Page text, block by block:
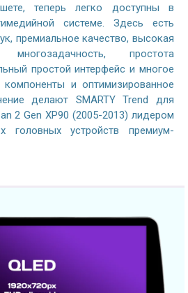
теперь легко доступны в
системе. Здесь есть
премиальное качество, высокая
многозадачность, простота
простой интерфейс и многое
и оптимизированное
делают SMARTY Trend для
2 Gen XP90 (2005-2013) лидером
головных устройств премиум-